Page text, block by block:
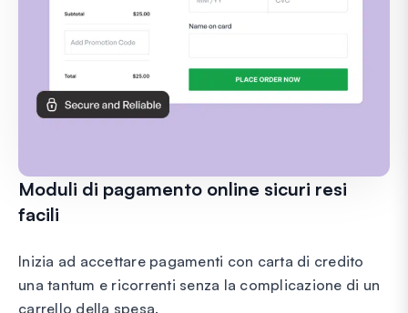
Moduli di pagamento online sicuri resi
facili
Inizia ad accettare pagamenti con carta di credito
una tantum e ricorrenti senza la complicazione di un
carrello della spesa.